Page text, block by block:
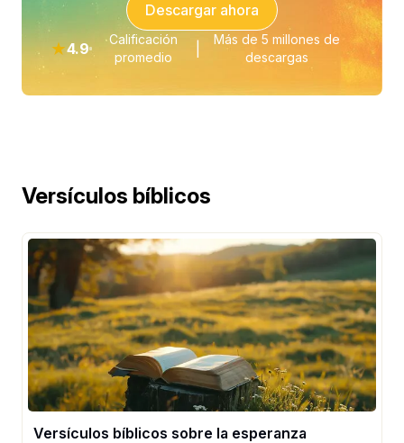
Descargar ahora
★4.9
Calificación
promedio
Más de 5 millones de
descargas
Versículos bíblicos
Versículos bíblicos sobre la esperanza